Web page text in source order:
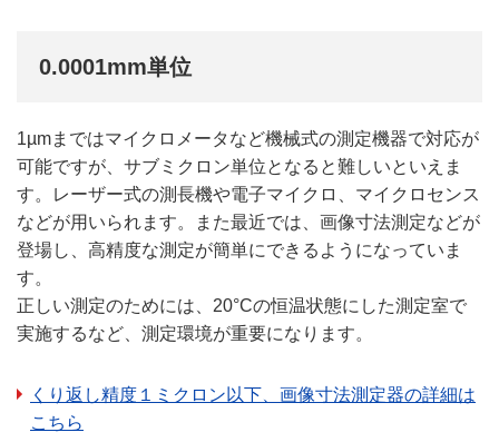
0.0001mm単位
1µmまではマイクロメータなど機械式の測定機器で対応が
可能ですが、サブミクロン単位となると難しいといえま
す。レーザー式の測長機や電子マイクロ、マイクロセンス
などが用いられます。また最近では、画像寸法測定などが
登場し、高精度な測定が簡単にできるようになっていま
す。
正しい測定のためには、20°Cの恒温状態にした測定室で
実施するなど、測定環境が重要になります。
くり返し精度１ミクロン以下、画像寸法測定器の詳細は
こちら